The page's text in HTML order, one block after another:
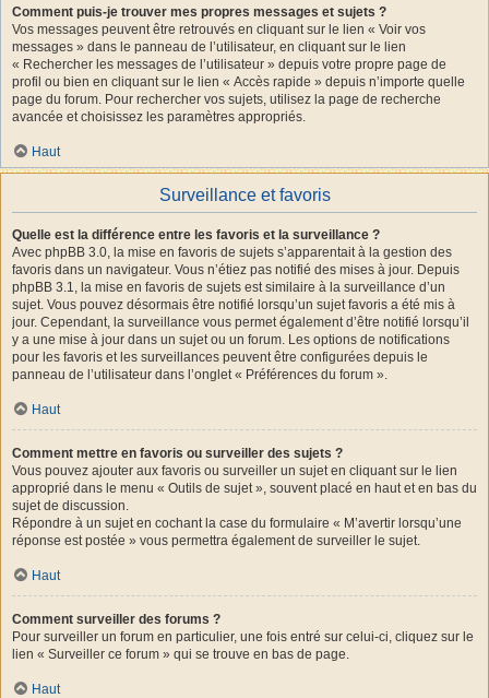
Comment puis-je trouver mes propres messages et sujets ?
Vos messages peuvent être retrouvés en cliquant sur le lien « Voir vos
messages » dans le panneau de l’utilisateur, en cliquant sur le lien
« Rechercher les messages de l’utilisateur » depuis votre propre page de
profil ou bien en cliquant sur le lien « Accès rapide » depuis n’importe quelle
page du forum. Pour rechercher vos sujets, utilisez la page de recherche
avancée et choisissez les paramètres appropriés.
Haut
Surveillance et favoris
Quelle est la différence entre les favoris et la surveillance ?
Avec phpBB 3.0, la mise en favoris de sujets s’apparentait à la gestion des
favoris dans un navigateur. Vous n’étiez pas notifié des mises à jour. Depuis
phpBB 3.1, la mise en favoris de sujets est similaire à la surveillance d’un
sujet. Vous pouvez désormais être notifié lorsqu’un sujet favoris a été mis à
jour. Cependant, la surveillance vous permet également d’être notifié lorsqu’il
y a une mise à jour dans un sujet ou un forum. Les options de notifications
pour les favoris et les surveillances peuvent être configurées depuis le
panneau de l’utilisateur dans l’onglet « Préférences du forum ».
Haut
Comment mettre en favoris ou surveiller des sujets ?
Vous pouvez ajouter aux favoris ou surveiller un sujet en cliquant sur le lien
approprié dans le menu « Outils de sujet », souvent placé en haut et en bas du
sujet de discussion.
Répondre à un sujet en cochant la case du formulaire « M’avertir lorsqu’une
réponse est postée » vous permettra également de surveiller le sujet.
Haut
Comment surveiller des forums ?
Pour surveiller un forum en particulier, une fois entré sur celui-ci, cliquez sur le
lien « Surveiller ce forum » qui se trouve en bas de page.
Haut